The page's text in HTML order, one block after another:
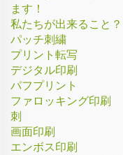
ます！
私たちが出来ること？
パッチ刺繍
プリント転写
デジタル印刷
パフプリント
ファロッキング印刷
刺
画面印刷
エンボス印刷